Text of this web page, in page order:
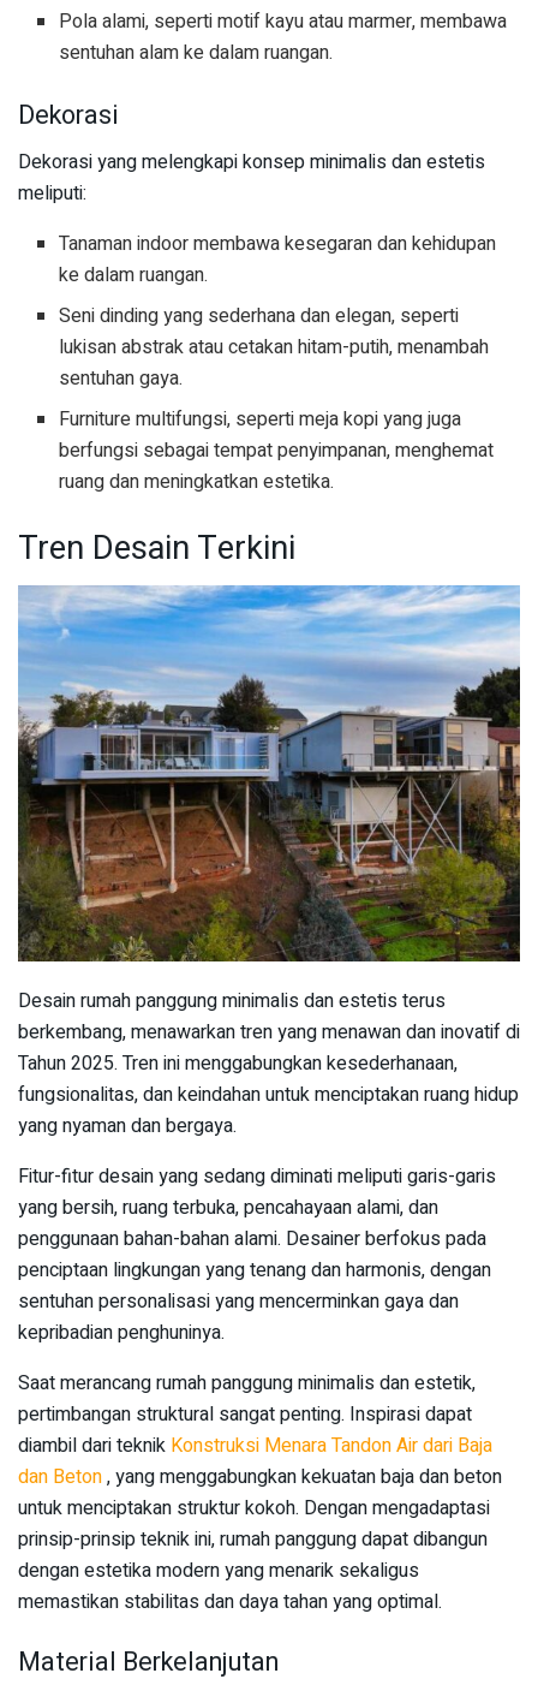
Pola alami, seperti motif kayu atau marmer, membawa
sentuhan alam ke dalam ruangan.
Dekorasi
Dekorasi yang melengkapi konsep minimalis dan estetis
meliputi:
Tanaman indoor membawa kesegaran dan kehidupan
ke dalam ruangan.
Seni dinding yang sederhana dan elegan, seperti
lukisan abstrak atau cetakan hitam-putih, menambah
sentuhan gaya.
Furniture multifungsi, seperti meja kopi yang juga
berfungsi sebagai tempat penyimpanan, menghemat
ruang dan meningkatkan estetika.
Tren Desain Terkini
Desain rumah panggung minimalis dan estetis terus
berkembang, menawarkan tren yang menawan dan inovatif di
Tahun 2025. Tren ini menggabungkan kesederhanaan,
fungsionalitas, dan keindahan untuk menciptakan ruang hidup
yang nyaman dan bergaya.
Fitur-fitur desain yang sedang diminati meliputi garis-garis
yang bersih, ruang terbuka, pencahayaan alami, dan
penggunaan bahan-bahan alami. Desainer berfokus pada
penciptaan lingkungan yang tenang dan harmonis, dengan
sentuhan personalisasi yang mencerminkan gaya dan
kepribadian penghuninya.
Saat merancang rumah panggung minimalis dan estetik,
pertimbangan struktural sangat penting. Inspirasi dapat
diambil dari teknik Konstruksi Menara Tandon Air dari Baja
dan Beton, yang menggabungkan kekuatan baja dan beton
untuk menciptakan struktur kokoh. Dengan mengadaptasi
prinsip-prinsip teknik ini, rumah panggung dapat dibangun
dengan estetika modern yang menarik sekaligus
memastikan stabilitas dan daya tahan yang optimal.
Material Berkelanjutan